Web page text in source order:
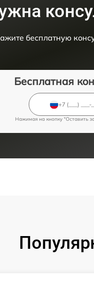
бесплатную
Бесплатная
Нажимая на кнопку "Оставить